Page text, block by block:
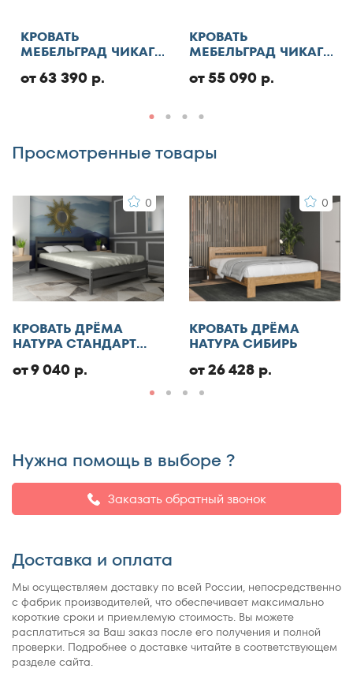
130x185
130x186
130x190
140x185
140x190
140x195
140x200
140x210
145x200
150x185
150x190
150x220
160x180
160x186
160x195
160x200
160x210
160x220
Отменить
Добавить отзыв
КРОВАТЬ
МЕБЕЛЬГРАД ЧИКАГО
от 63 390 р.
КРОВАТЬ
МЕБЕЛЬГРАД ЧИКАГО
от 55 090 р.
Просмотренные товары
0
КРОВАТЬ ДРЁМА
НАТУРА СТАНДАРТ
от 9 040 р.
0
КРОВАТЬ ДРЁМА
НАТУРА СИБИРЬ
от 26 428 р.
Нужна помощь в выборе ?
Заказать обратный звонок
Доставка и оплата
Мы осуществляем доставку по всей России, непосредственно
с фабрик производителей, что обеспечивает максимально
короткие сроки и приемлемую стоимость. Вы можете
расплатиться за Ваш заказ после его получения и полной
проверки. Подробнее о доставке читайте в соответствующем
разделе сайта.